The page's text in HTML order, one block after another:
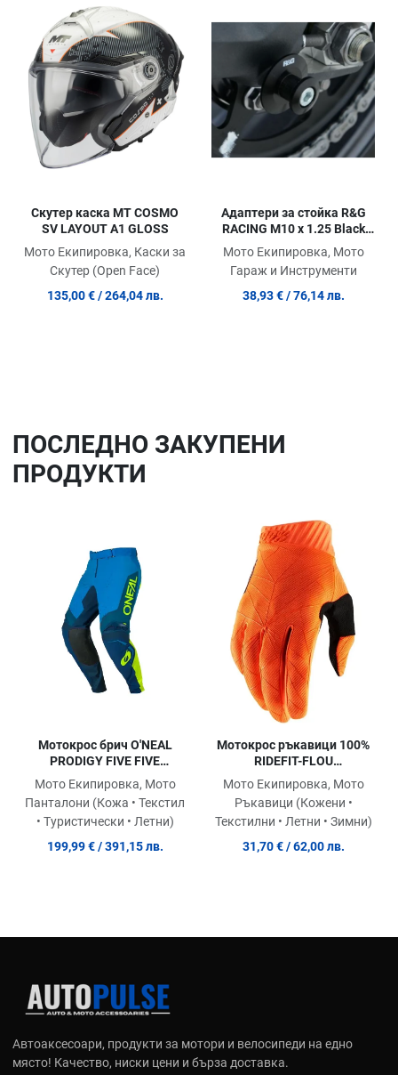
Сравни продукт
Quick View
Скутер каска MT COSMO
SV LAYOUT A1 GLOSS
Мото Екипировка, Каски за
Скутер (Open Face)
135,00 € / 264,04 лв.
Адаптери за стойка R&G
RACING M10 x 1.25 Black
Мото Екипировка, Мото
Гараж и Инструменти
38,93 € / 76,14 лв.
ПОСЛЕДНO ЗАКУПЕНИ
ПРОДУКТИ
Добави в любими
Сравни продукт
Quick View
Мотокрос брич O'NEAL
PRODIGY FIVE FIVE
BLUE/NEON YELLOW V.26
Мото Екипировка, Мото
Панталони (Кожа • Текстил
• Туристически • Летни)
199,99 € / 391,15 лв.
Мотокрос ръкавици 100%
RIDEFIT-FLOU
ORANGE/BLACK
Мото Екипировка, Мото
Ръкавици (Кожени •
Текстилни • Летни • Зимни)
31,70 € / 62,00 лв.
Автоаксесоари, продукти за мотори и велосипеди на едно
място! Качество, ниски цени и бърза доставка.